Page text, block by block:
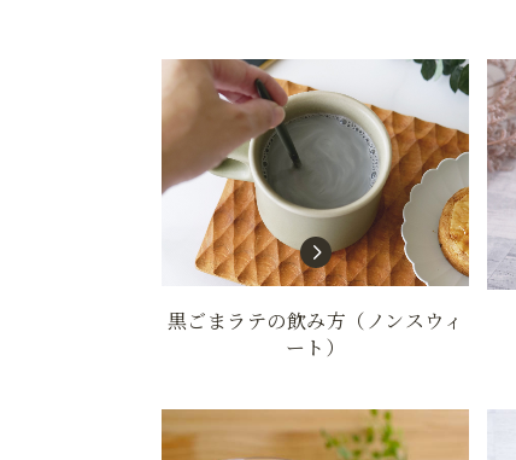
黒ごまラテの飲み方（ノンスウィ
ート）